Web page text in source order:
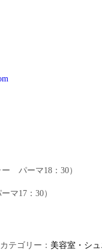
パーマ18：30）
マ17：30）
テゴリー： 美容室・シ